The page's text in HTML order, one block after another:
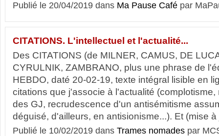
Publié le 20/04/2019 dans Ma Pause Café par
CITATIONS. L'intellectuel et l'actualité...
Des CITATIONS (de MILNER, CAMUS, DE
CYRULNIK, ZAMBRANO, plus une phrase de
HEBDO, daté 20-02-19, texte intégral lisible en
citations que j'associe à l'actualité
des GJ, recrudescence d'un antisémitisme
déguisé, d'ailleurs, en antisionisme...). Et (mise
Publié le 10/02/2019 dans Trames nomades par